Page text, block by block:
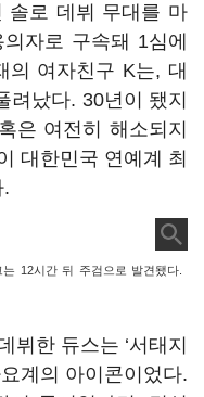
솔로 데뷔 무대를 마
자로 구속돼 1심에
의 여자친구 K는, 대
려났다. 30년이 됐지
은 여전히 해소되지
대한민국 연예계 최
12시간 뒤 주검으로 발견됐다.
뷔한 듀스는 ‘서태지
계의 아이콘이었다.